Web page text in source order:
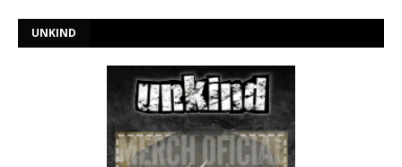
UNKIND